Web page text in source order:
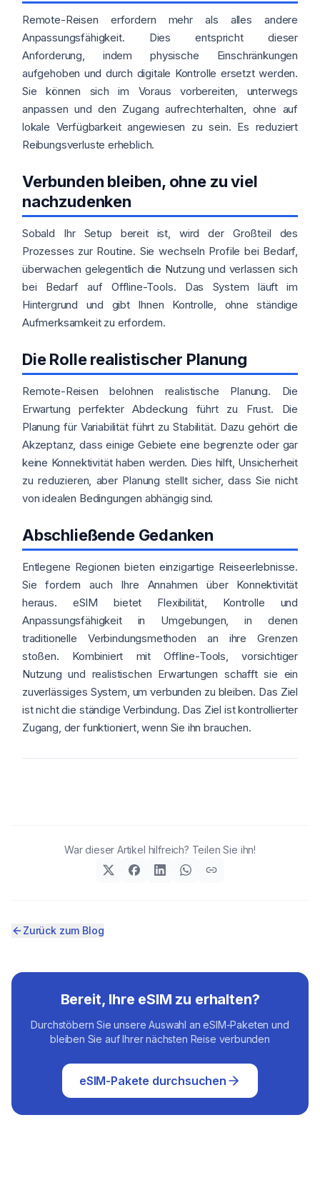
Remote-Reisen erfordern mehr als alles andere
Anpassungsfähigkeit. Dies entspricht dieser
Anforderung, indem physische Einschränkungen
aufgehoben und durch digitale Kontrolle ersetzt werden.
Sie können sich im Voraus vorbereiten, unterwegs
anpassen und den Zugang aufrechterhalten, ohne auf
lokale Verfügbarkeit angewiesen zu sein. Es reduziert
Reibungsverluste erheblich.
Verbunden bleiben, ohne zu viel
nachzudenken
Sobald Ihr Setup bereit ist, wird der Großteil des
Prozesses zur Routine. Sie wechseln Profile bei Bedarf,
überwachen gelegentlich die Nutzung und verlassen sich
bei Bedarf auf Offline-Tools. Das System läuft im
Hintergrund und gibt Ihnen Kontrolle, ohne ständige
Aufmerksamkeit zu erfordern.
Die Rolle realistischer Planung
Remote-Reisen belohnen realistische Planung. Die
Erwartung perfekter Abdeckung führt zu Frust. Die
Planung für Variabilität führt zu Stabilität. Dazu gehört die
Akzeptanz, dass einige Gebiete eine begrenzte oder gar
keine Konnektivität haben werden. Dies hilft, Unsicherheit
zu reduzieren, aber Planung stellt sicher, dass Sie nicht
von idealen Bedingungen abhängig sind.
Abschließende Gedanken
Entlegene Regionen bieten einzigartige Reiseerlebnisse.
Sie fordern auch Ihre Annahmen über Konnektivität
heraus. eSIM bietet Flexibilität, Kontrolle und
Anpassungsfähigkeit in Umgebungen, in denen
traditionelle Verbindungsmethoden an ihre Grenzen
stoßen. Kombiniert mit Offline-Tools, vorsichtiger
Nutzung und realistischen Erwartungen schafft sie ein
zuverlässiges System, um verbunden zu bleiben. Das Ziel
ist nicht die ständige Verbindung. Das Ziel ist kontrollierter
Zugang, der funktioniert, wenn Sie ihn brauchen.
War dieser Artikel hilfreich? Teilen Sie ihn!
Zurück zum Blog
Bereit, Ihre eSIM zu erhalten?
Durchstöbern Sie unsere Auswahl an eSIM-Paketen und
bleiben Sie auf Ihrer nächsten Reise verbunden
eSIM-Pakete durchsuchen